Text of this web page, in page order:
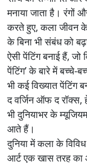
मनाया जाता है। रंगों
करते हुए, कला जीवन
के बिना भी संबंध को
ऐसी पेंटिंग बनाई हैं, जो
पेंटिंग’ के बारे में बच्चे-
भी कई विख्यात पेंटिंग
द वर्जिन ऑफ द
भी दुनियाभर के
आते हैं।
दुनिया में कला के
आर्ट एक खास तरह का